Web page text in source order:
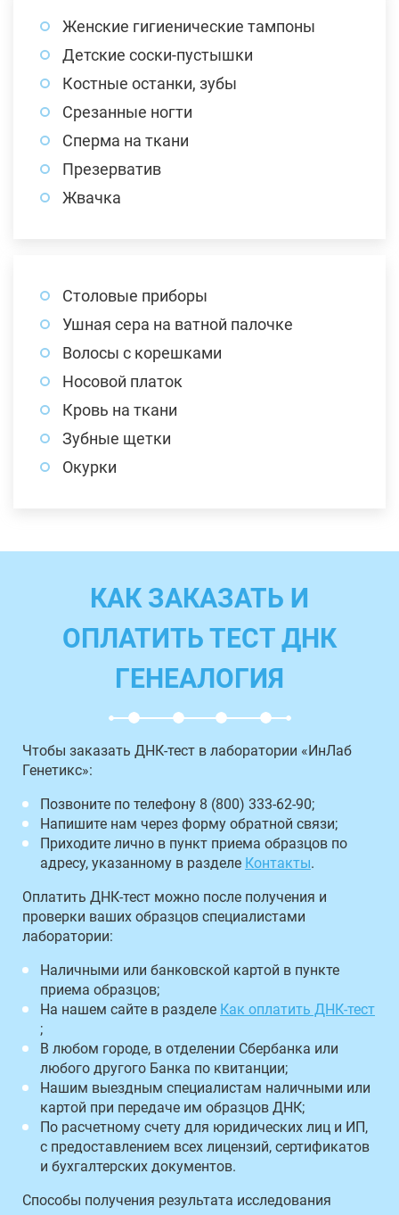
Женские гигиенические тампоны
Детские соски-пустышки
Костные останки, зубы
Срезанные ногти
Сперма на ткани
Презерватив
Жвачка
Столовые приборы
Ушная сера на ватной палочке
Волосы с корешками
Носовой платок
Кровь на ткани
Зубные щетки
Окурки
КАК ЗАКАЗАТЬ И
ОПЛАТИТЬ ТЕСТ ДНК
ГЕНЕАЛОГИЯ
Чтобы заказать ДНК-тест в лаборатории «ИнЛаб
Генетикс»:
Позвоните по телефону 8 (800) 333-62-90;
Напишите нам через форму обратной связи;
Приходите лично в пункт приема образцов по
адресу, указанному в разделе Контакты.
Оплатить ДНК-тест можно после получения и
проверки ваших образцов специалистами
лаборатории:
Наличными или банковской картой в пункте
приема образцов;
На нашем сайте в разделе Как оплатить ДНК-тест
;
В любом городе, в отделении Сбербанка или
любого другого Банка по квитанции;
Нашим выездным специалистам наличными или
картой при передаче им образцов ДНК;
По расчетному счету для юридических лиц и ИП,
с предоставлением всех лицензий, сертификатов
и бухгалтерских документов.
Способы получения результата исследования